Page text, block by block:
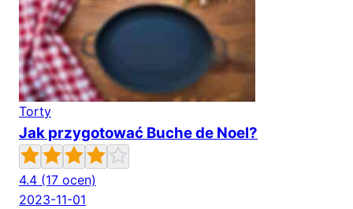
Torty
Jak przygotować Buche de Noel?
4.4 (17 ocen)
2023-11-01